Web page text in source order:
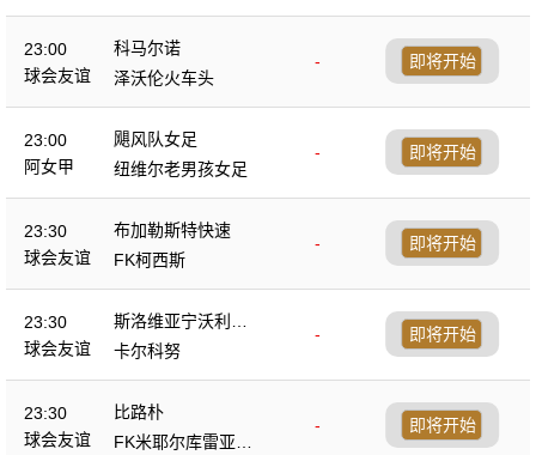
23:00
球会友谊
科马尔诺
-
泽沃伦火车头
即将开始
23:00
阿女甲
飓风队女足
-
纽维尔老男孩女足
即将开始
23:30
球会友谊
布加勒斯特快速
-
FK柯西斯
即将开始
23:30
球会友谊
斯洛维亚宁沃利博
茨
-
卡尔科努
即将开始
23:30
球会友谊
比路朴
-
FK米耶尔库雷亚丘
即将开始